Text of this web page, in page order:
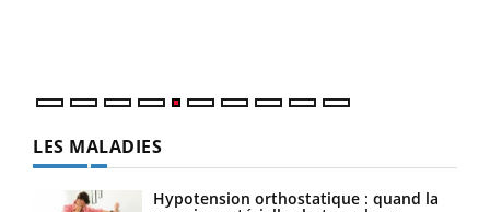
LES MALADIES
Hypotension orthostatique : quand la